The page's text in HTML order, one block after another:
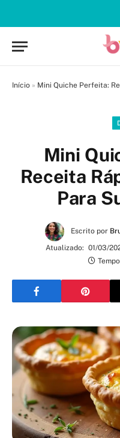
Início » Mini Quiche Perfeita:
Mini
Receita
Para
Escrito por
Atualizado: 01/03/